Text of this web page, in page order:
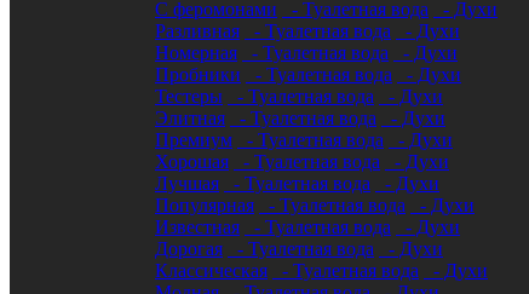
С феромонами
- Туалетная вода
- Духи
Разливная
- Туалетная вода
- Духи
Номерная
- Туалетная вода
- Духи
Пробники
- Туалетная вода
- Духи
Тестеры
- Туалетная вода
- Духи
Элитная
- Туалетная вода
- Духи
Премиум
- Туалетная вода
- Духи
Хорошая
- Туалетная вода
- Духи
Лучшая
- Туалетная вода
- Духи
Популярная
- Туалетная вода
- Духи
Известная
- Туалетная вода
- Духи
Дорогая
- Туалетная вода
- Духи
Классическая
- Туалетная вода
- Духи